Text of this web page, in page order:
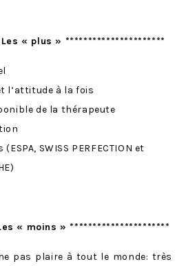
« plus » **********************
l’attitude à la fois
de la thérapeute
SWISS PERFECTION et
« moins » **********************
pas plaire à tout le monde: très